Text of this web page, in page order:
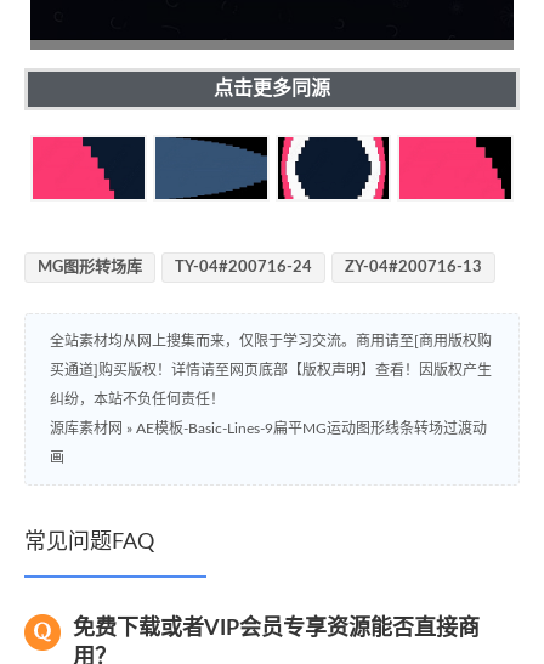
点击更多同源
MG图形转场库 TY-04#200716-24 ZY-04#200716-13
全站素材均从网上搜集而来，仅限于学习交流。商用请至[商用版权购
买通道]购买版权！详情请至网页底部【版权声明】查看！因版权产生
纠纷，本站不负任何责任！
源库素材网 » AE模板-Basic-Lines-9扁平MG运动图形线条转场过渡动
画
常见问题FAQ
免费下载或者VIP会员专享资源能否直接商
用？